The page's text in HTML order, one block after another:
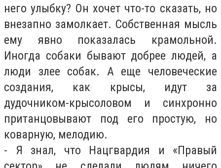
него улыбку? Он хочет что-то сказать, но
внезапно замолкает. Собственная мысль
ему явно показалась крамольной.
Иногда собаки бывают добрее людей, а
люди злее собак. А еще человеческие
создания, как крысы, идут за
дудочником-крысоловом и синхронно
пританцовывают под его простую, но
коварную, мелодию.
- Я знал, что Нацгвардия и «Правый